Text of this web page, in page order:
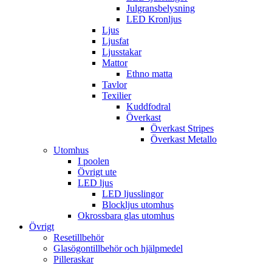
Julgransbelysning
LED Kronljus
Ljus
Ljusfat
Ljusstakar
Mattor
Ethno matta
Tavlor
Texilier
Kuddfodral
Överkast
Överkast Stripes
Överkast Metallo
Utomhus
I poolen
Övrigt ute
LED ljus
LED ljusslingor
Blockljus utomhus
Okrossbara glas utomhus
Övrigt
Resetillbehör
Glasögontillbehör och hjälpmedel
Pilleraskar